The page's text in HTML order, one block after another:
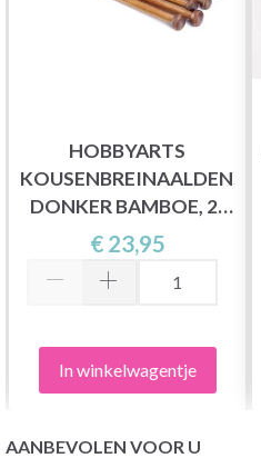
HOBBYARTS
KOUSENBREINAALDENSET,
DONKER BAMBOE, 2-
10 MM, 35 CM
€ 23,95
In winkelwagentje
AANBEVOLEN VOOR U